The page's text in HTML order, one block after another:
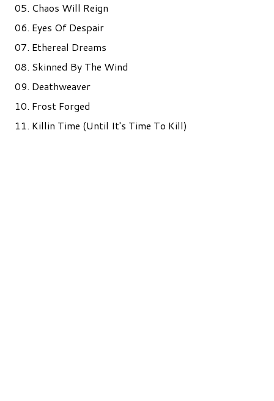
05. Chaos Will Reign
06. Eyes Of Despair
07. Ethereal Dreams
08. Skinned By The Wind
09. Deathweaver
10. Frost Forged
11. Killin Time (Until It's Time To Kill)